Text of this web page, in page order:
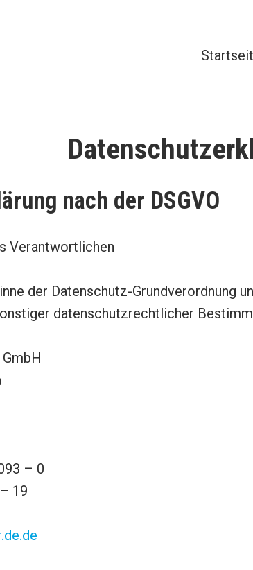
nach der DSGVO
Verantwortlichen
der Datenschutz-Grundverordnung
datenschutzrechtlicher
– 0
19